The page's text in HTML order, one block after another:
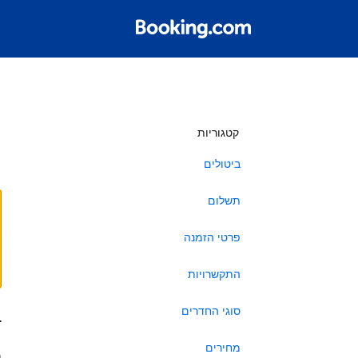
קטגוריות
ביטולים
תשלום
פרטי הזמנה
התקשרויות
סוגי החדרים
מחירים